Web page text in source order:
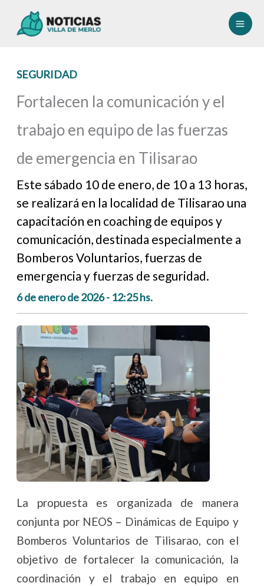
SEGURIDAD
Fortalecen la comunicación y el
trabajo en equipo de las fuerzas
de emergencia en Tilisarao
Este sábado 10 de enero, de 10 a 13 horas,
se realizará en la localidad de Tilisarao una
capacitación en coaching de equipos y
comunicación, destinada especialmente a
Bomberos Voluntarios, fuerzas de
emergencia y fuerzas de seguridad.
6 de enero de 2026 - 12:25 hs.
La propuesta es organizada de manera
conjunta por NEOS – Dinámicas de Equipo y
Bomberos Voluntarios de Tilisarao, con el
objetivo de fortalecer la comunicación, la
coordinación y el trabajo en equipo en